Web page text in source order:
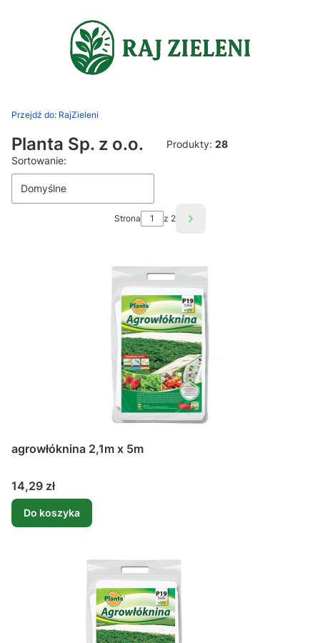
Przejdź do: RajZieleni
Planta Sp. z o.o. Produkty: 28
Lista produktów
Sortowanie:
Domyślne
Strona z 2 Następne produkty
agrowłóknina 2,1m x 5m
Cena
14,29 zł
Do koszyka